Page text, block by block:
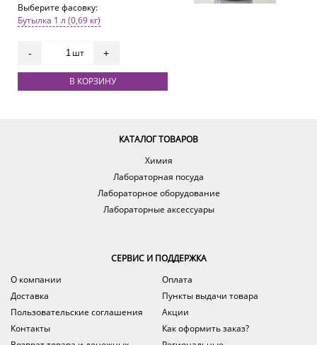
Выберите фасовку:
Бутылка 1 л (0,69 кг)
- шт +
В КОРЗИНУ
КАТАЛОГ ТОВАРОВ
Химия
Лабораторная посуда
Лабораторное оборудование
Лабораторные аксессуары
СЕРВИС И ПОДДЕРЖКА
О компании
Оплата
Доставка
Пункты выдачи товара
Пользовательские соглашения
Акции
Контакты
Как оформить заказ?